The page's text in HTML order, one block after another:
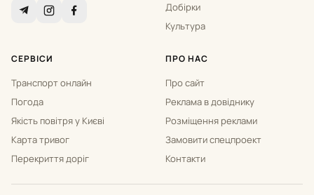
Добірки
Культура
СЕРВІСИ
Транспорт онлайн
Погода
Якість повітря у Києві
Карта тривог
Перекриття доріг
ПРО НАС
Про сайт
Реклама в довіднику
Розміщення реклами
Замовити спецпроект
Контакти